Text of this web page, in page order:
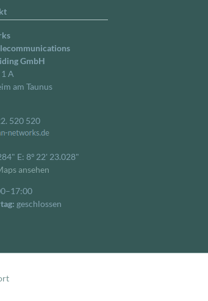
GmbH
A
am Taunus
520 520
E: 8º 22' 23.028"
ansehen
geschlossen